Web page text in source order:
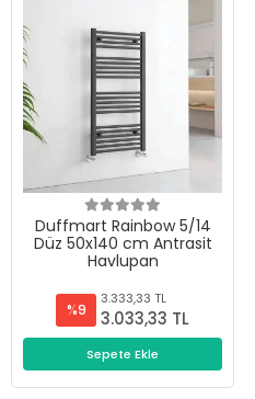
Duffmart Rainbow 5/14
Düz 50x140 cm Antrasit
Havlupan
%9
3.333,33 TL
3.033,33 TL
Sepete Ekle